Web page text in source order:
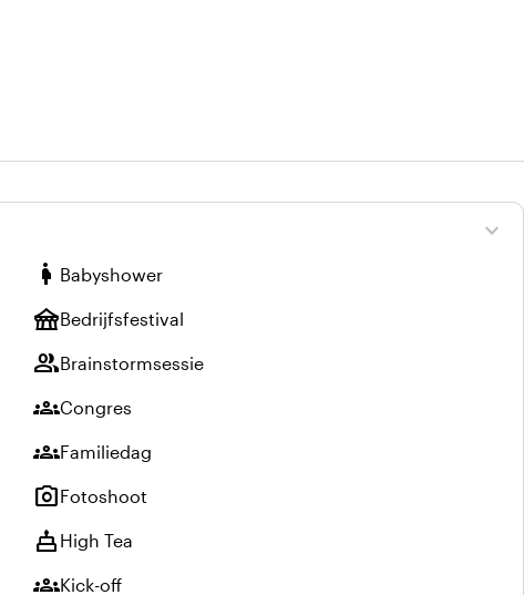
expand_more
pregnant_woman Babyshower
festivalBedrijfsfestival
groupBrainstormsessie
groupsCongres
groupsFamiliedag
photo_cameraFotoshoot
cake High Tea
groupsKick-off